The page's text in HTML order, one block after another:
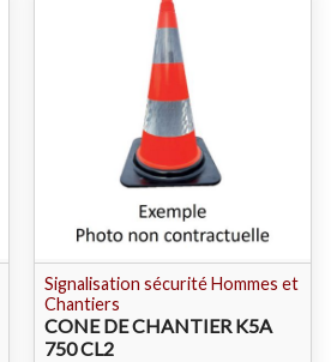
Signalisation sécurité Hommes et
Chantiers
CONE DE CHANTIER K5A
750 CL2